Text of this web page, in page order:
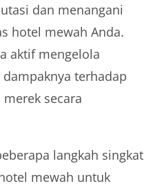
dan menangani
hotel mewah Anda.
aktif mengelola
terhadap
secara
langkah singkat
mewah untuk